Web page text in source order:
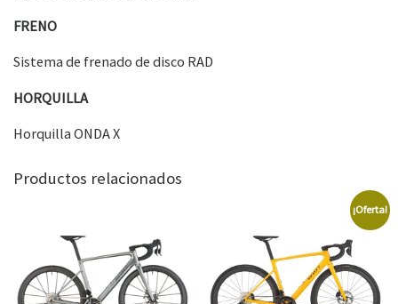
FRENO
Sistema de frenado de disco RAD
HORQUILLA
Horquilla ONDA X
Productos relacionados
¡Oferta!